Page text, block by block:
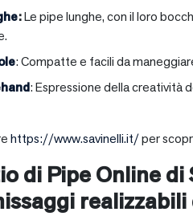
:Le pipe lunghe, con il loro
: Compatte e facili da
: Espressione della creatività
https://www.savinelli.it/per
di Pipe Online